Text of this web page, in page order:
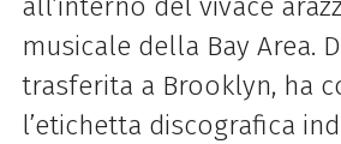
musicale della Bay Area.
trasferita a Brooklyn, ha
l’etichetta discografica